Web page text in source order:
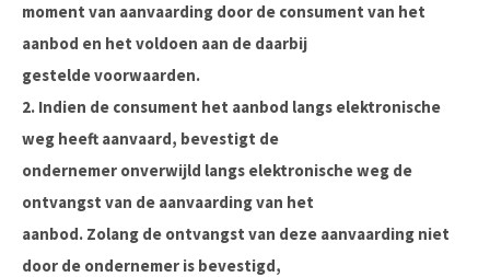
moment van aanvaarding door de consument van het
aanbod en het voldoen aan de daarbij
gestelde voorwaarden.
2. Indien de consument het aanbod langs elektronische
weg heeft aanvaard, bevestigt de
ondernemer onverwijld langs elektronische weg de
ontvangst van de aanvaarding van het
aanbod. Zolang de ontvangst van deze aanvaarding niet
door de ondernemer is bevestigd,